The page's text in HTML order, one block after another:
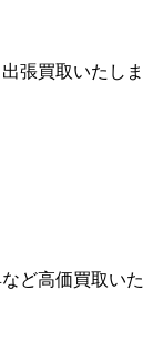
張買取いたしま
ど高価買取いた